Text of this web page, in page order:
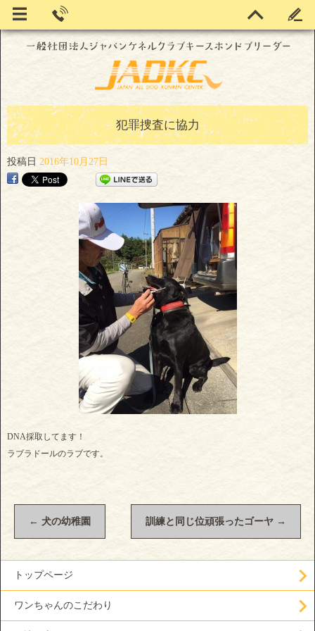
犯罪捜査に協力
投稿日 2016年10月27日
DNA採取してます！
ラブラドールのラブです。
← 犬の幼稚園 訓練と同じ位頑張ったゴーヤ →
トップページ
ワンちゃんのこだわり